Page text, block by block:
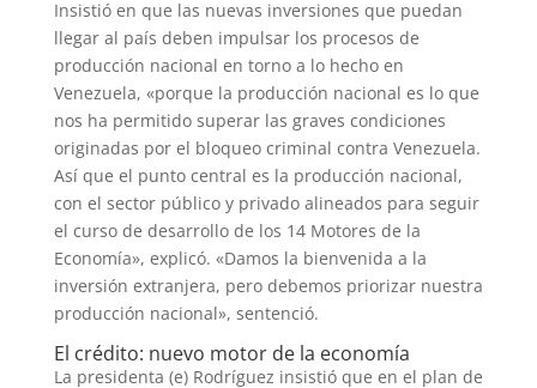
Insistió en que las nuevas inversiones que puedan
llegar al país deben impulsar los procesos de
producción nacional en torno a lo hecho en
Venezuela, «porque la producción nacional es lo que
nos ha permitido superar las graves condiciones
originadas por el bloqueo criminal contra Venezuela.
Así que el punto central es la producción nacional,
con el sector público y privado alineados para seguir
el curso de desarrollo de los 14 Motores de la
Economía», explicó. «Damos la bienvenida a la
inversión extranjera, pero debemos priorizar nuestra
producción nacional», sentenció.
El crédito: nuevo motor de la economía
La presidenta (e) Rodríguez insistió que en el plan de